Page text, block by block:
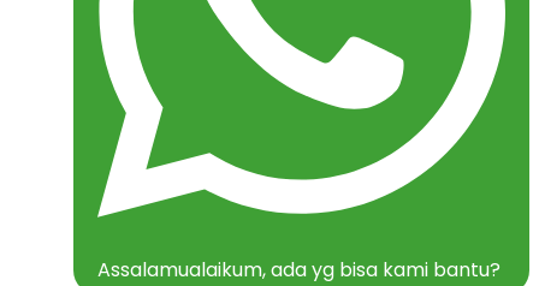
Assalamualaikum, ada yg bisa kami bantu?